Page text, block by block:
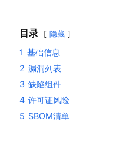
目录 隐藏
1 基础信息
2 漏洞列表
3 缺陷组件
4 许可证风险
5 SBOM清单